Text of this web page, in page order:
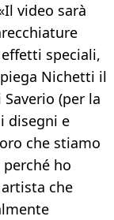
video sarà
speciali,
Nichetti il
(per la
disegni e
che stiamo
ho
che